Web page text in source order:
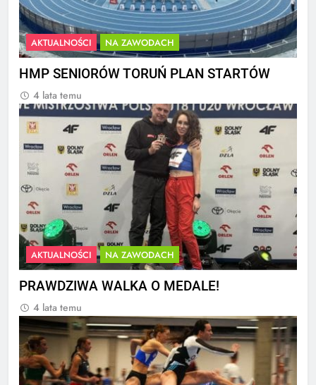
AKTUALNOŚCI NA ZAWODACH
HMP SENIORÓW TORUŃ PLAN STARTÓW
4 lata temu
AKTUALNOŚCI NA ZAWODACH
PRAWDZIWA WALKA O MEDALE!
4 lata temu